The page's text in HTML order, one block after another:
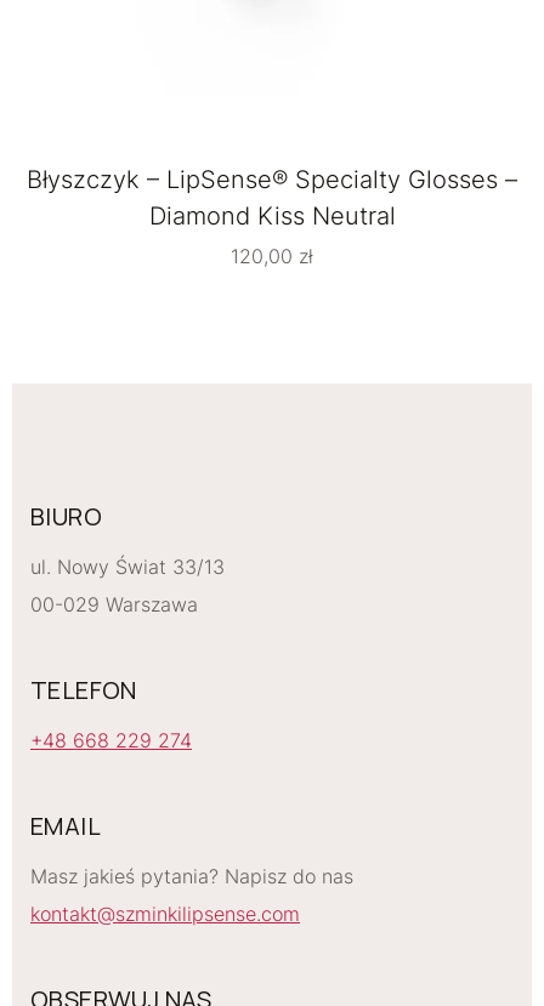
Błyszczyk – LipSense® Specialty Glosses –
Diamond Kiss Neutral
120,00 zł
BIURO
ul. Nowy Świat 33/13
00-029 Warszawa
TELEFON
+48 668 229 274
EMAIL
Masz jakieś pytania? Napisz do nas
kontakt@szminkilipsense.com
OBSERWUJ NAS